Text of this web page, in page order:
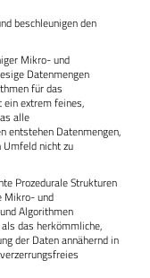
beschleunigen den
Mikro- und
Datenmengen
für das
ein extrem feines,
alle
entstehen Datenmengen,
nicht zu
Prozedurale Strukturen
Mikro- und
Algorithmen
das herkömmliche,
der Daten annähernd in